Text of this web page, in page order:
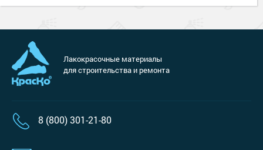
Лакокрасочные материалы
для строительства и ремонта
8 (800) 301-21-80